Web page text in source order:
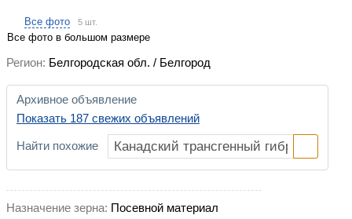
Все фото 5 шт.
Все фото в большом размере
Регион: Белгородская обл. / Белгород
Архивное объявление
Показать 187 свежих объявлений
Найти похожие
Назначение зерна: Посевной материал